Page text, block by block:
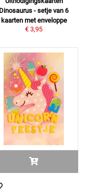
Dinosaurus - setje van 6
kaarten met enveloppe
€ 3,95